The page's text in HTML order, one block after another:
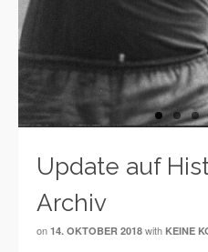
Update auf
Archiv
on 14. OKTOBER 2018 with KEINE